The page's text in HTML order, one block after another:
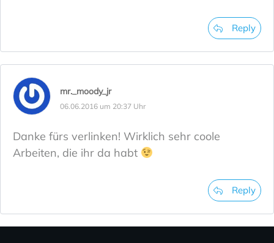
Reply
mr._moody_jr
06.06.2016 um 20:37 Uhr
Danke fürs verlinken! Wirklich sehr coole
Arbeiten, die ihr da habt
Reply